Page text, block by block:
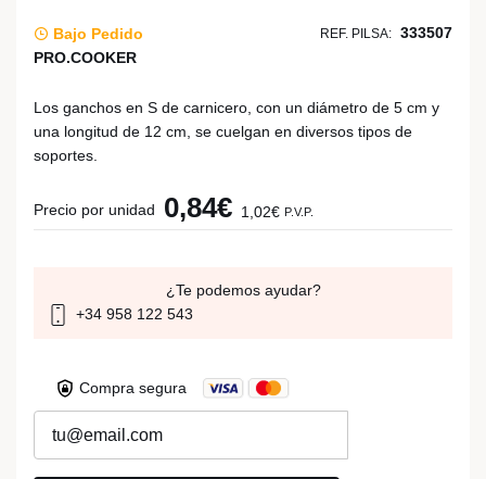
Bajo Pedido REF. PILSA: 333507
PRO.COOKER
Los ganchos en S de carnicero, con un diámetro de 5 cm y
una longitud de 12 cm, se cuelgan en diversos tipos de
soportes.
Precio por unidad 0,84€ 1,02€ P.V.P.
¿Te podemos ayudar?
+34 958 122 543
Compra segura